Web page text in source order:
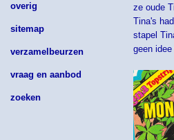
overig
sitemap
verzamelbeurzen
vraag en aanbod
zoeken
ze oude
Tina's
stapel
geen